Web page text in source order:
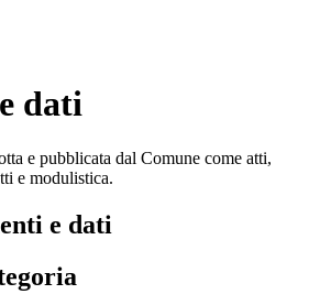
dati
e pubblicata dal Comune come atti,
e modulistica.
e dati